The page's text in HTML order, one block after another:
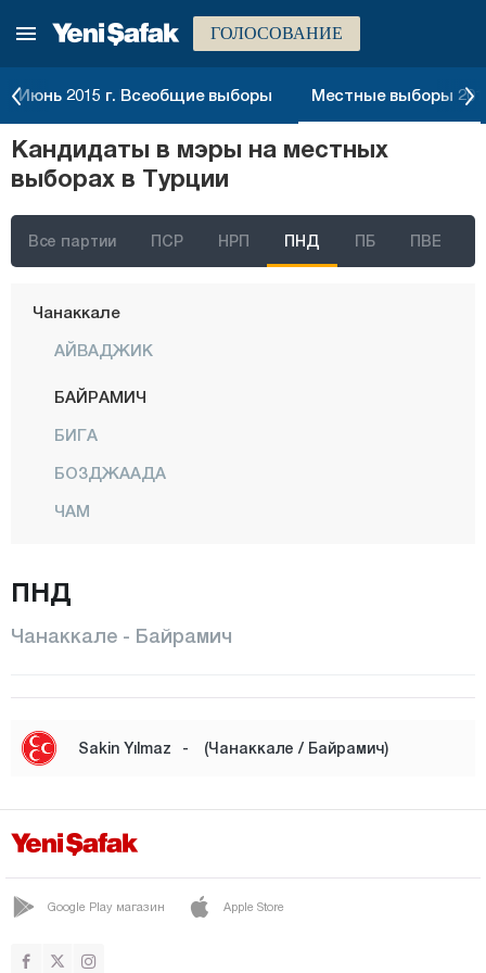
ГОЛОСОВАНИЕ
Июнь 2015 г. Всеобщие выборы Местные выборы
Кандидаты в мэры на местных
выборах в Турции
Все партии ПСР НРП ПНД ПБ ПВЕ
Байбурт
Битлис
Болу
Бурса
Чанаккале
АЙВАДЖИК
БАЙРАМИЧ
БИГА
БОЗДЖААДА
ЧАМ
ЭДЖЕАБАТ
ГЕЛИБОЛУ
Гейикли
Гюмюшчай
Калкым
КЕПЕЗ
ПНД
Чанаккале - Байрамич
Sakin Yılmaz - (Чанаккале / Байрамич)
Google Play магазин Apple Store